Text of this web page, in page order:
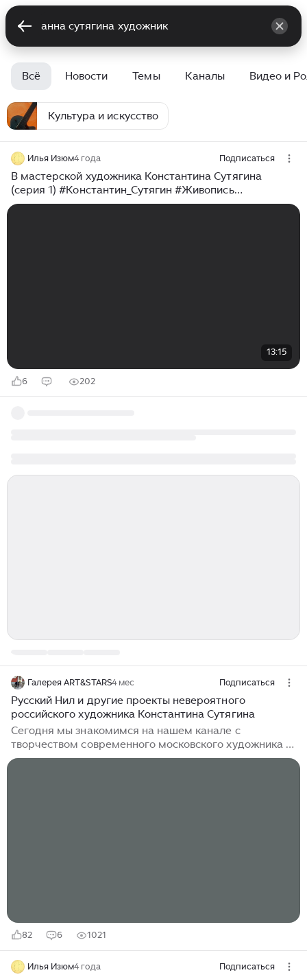
Всё Новости Темы Каналы Видео и
Культура и искусство
Илья Изюм4 года Подписаться
В мастерской художника Константина Сутягина
(серия 1) #Константин_Сутягин #Живопись
#Мастерская_художника
13:15
6 202
Галерея ART&STARS4 мес Подписаться
Русский Нил и другие проекты невероятного
российского художника Константина Сутягина
Сегодня мы знакомимся на нашем канале с
творчеством современного московского художника и,
одновременно, писателя Константина Сутягина. Его
82 6 1021
Илья Изюм4 года Подписаться